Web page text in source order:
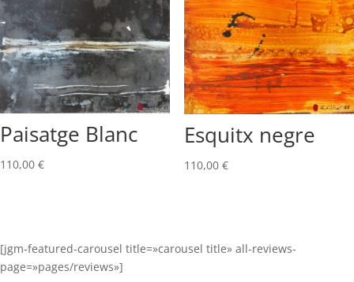
Paisatge Blanc
110,00 €
Esquitx negre
110,00 €
[jgm-featured-carousel title=»carousel title» all-reviews-
page=»pages/reviews»]